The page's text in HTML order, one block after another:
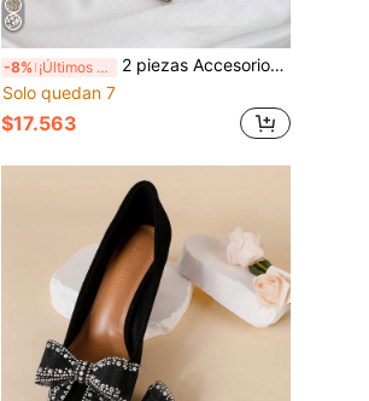
-8% ¡Últimos 3 días
2 piezas Accesorios de zapatos DIY desmontables, Hebilla redonda de metal con strass Decoraciones de zapatos, Clips de zapatos elegantes y de moda para tacones altos de mujer, Zapatos, Zapatos de oficina y negocios, Zapatos de novia, Zapatos para citas, Zapatos de boda, Negro Blanco Rojo
Solo quedan 7
$17.563